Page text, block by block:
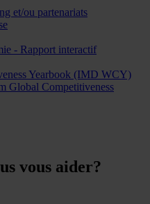
et/ou partenariats
- Rapport interactif
Yearbook (IMD WCY)
Global Competitiveness
vous aider?